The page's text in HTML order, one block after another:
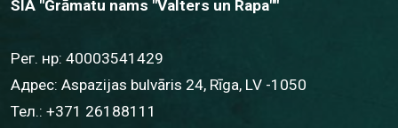
SIA "Grāmatu nams "Valters un Rapa""
Рег. нр: 40003541429
Адрес: Aspazijas bulvāris 24, Rīga, LV -1050
Тел.: +371 26188111